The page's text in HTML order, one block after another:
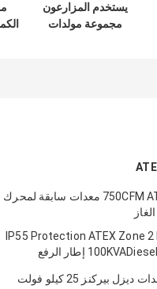
يستخدم المزارعون
مجموعة مولدات
750CFM ATEX Zone 2 معدات سابقة لمحرك
IP55 Protection ATEX Zone
100KVADiesel Generator إطار الرفع
مجموعة مولدات ديزل بيركنز 25 كيلو فولت